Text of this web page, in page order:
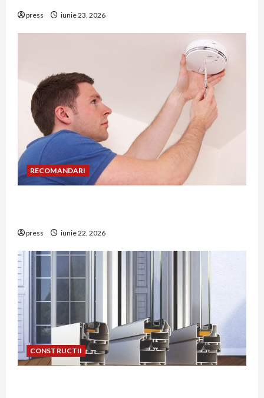
press iunie 23, 2026
RECOMANDARI
press iunie 22, 2026
CONSTRUCTII